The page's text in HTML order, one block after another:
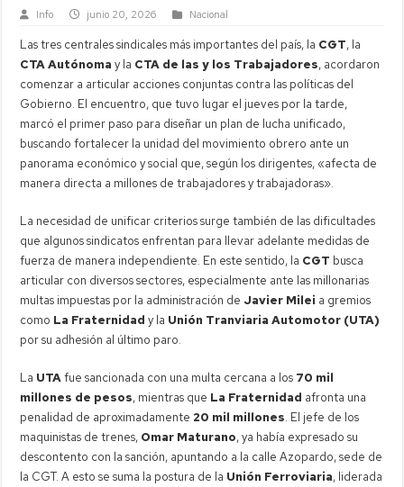
Info junio 20, 2026 Nacional
Las tres centrales sindicales más importantes del país, la CGT, la
CTA Autónoma y la CTA de las y los Trabajadores, acordaron
comenzar a articular acciones conjuntas contra las políticas del
Gobierno. El encuentro, que tuvo lugar el jueves por la tarde,
marcó el primer paso para diseñar un plan de lucha unificado,
buscando fortalecer la unidad del movimiento obrero ante un
panorama económico y social que, según los dirigentes, «afecta de
manera directa a millones de trabajadores y trabajadoras».
La necesidad de unificar criterios surge también de las dificultades
que algunos sindicatos enfrentan para llevar adelante medidas de
fuerza de manera independiente. En este sentido, la CGT busca
articular con diversos sectores, especialmente ante las millonarias
multas impuestas por la administración de Javier Milei a gremios
como La Fraternidad y la Unión Tranviaria Automotor (UTA)
por su adhesión al último paro.
La UTAfue sancionada con una multa cercana a los 70 mil
millones de pesos, mientras que La Fraternidad afronta una
penalidad de aproximadamente 20 mil millones. El jefe de los
maquinistas de trenes, Omar Maturano, ya había expresado su
descontento con la sanción, apuntando a la calle Azopardo, sede de
la CGT. A esto se suma la postura de la Unión Ferroviaria, liderada